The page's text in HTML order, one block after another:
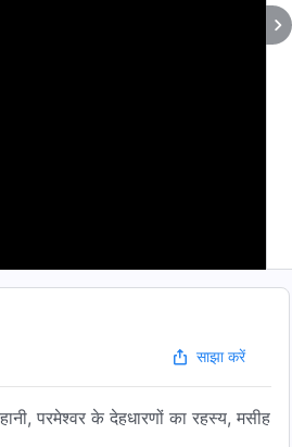
साझा करें
परमेश्वर के देहधारणों का रहस्य, मसीह